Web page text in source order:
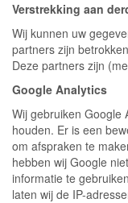
Verstrekking aan
Wij kunnen uw
partners zijn
Deze partners zijn
Google Analytics
Wij gebruiken Google
houden. Er is een
om afspraken te
hebben wij Google
informatie te
laten wij de IP-